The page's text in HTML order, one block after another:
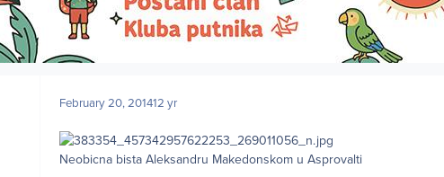
February 20, 201412 yr
Neobicna bista Aleksandru Makedonskom u Asprovalti